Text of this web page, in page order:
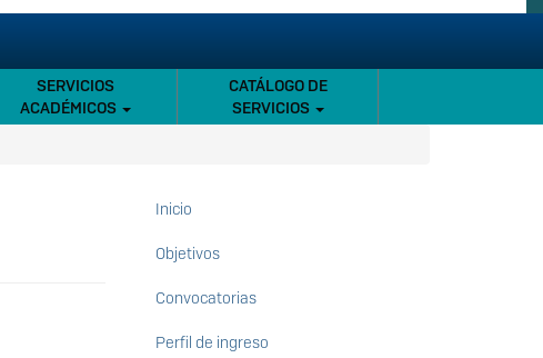
SERVICIOS
ACADÉMICOS
CATÁLOGO DE
SERVICIOS
Maestría
en
Ciencias
Inicio
Objetivos
Convocatorias
Perfil de ingreso